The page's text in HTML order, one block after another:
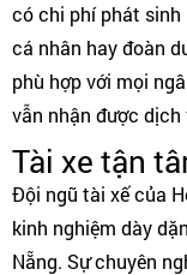
có chi phí phát sinh
cá nhân hay đoàn
phù hợp với mọi
vẫn nhận được
Tài xe tận
Đội ngũ tài xế của
kinh nghiệm dày
Nẵng. Sự chuyên